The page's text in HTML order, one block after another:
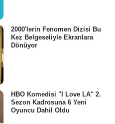
2000'lerin Fenomen Dizisi Bu
Kez Belgeseliyle Ekranlara
Dönüyor
HBO Komedisi "I Love LA" 2.
Sezon Kadrosuna 6 Yeni
Oyuncu Dahil Oldu